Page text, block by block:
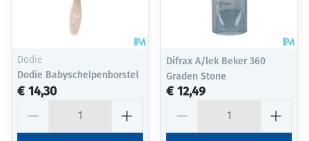
Dodie
Dodie Babyschelpenborstel
€ 14,30
Difrax A/lek Beker 360
Graden Stone
€ 12,49